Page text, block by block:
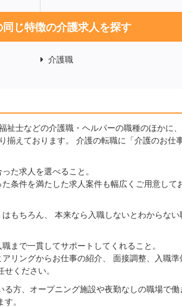
じ特徴の介護求人を探す
介護職
祉士などの介護職・ヘルパーの職種のほかに
えております。 介護の転職に「介護のお仕
た求人を選べること。
条件を満たした求人案件も幅広くご用意して
もちろん、 本来なら入職しないとわからな
まで一貫してサポートしてくれること。
リングからお仕事の紹介、 面接調整、入職
ください。
方、オープニング施設や夜勤なしの職場で
。